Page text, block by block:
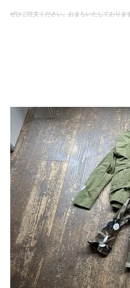
ぜひご注文ください。おまちいたしておりま